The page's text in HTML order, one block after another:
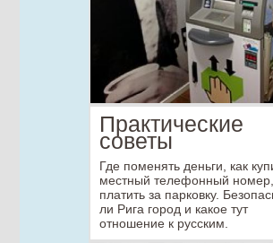
Практические
советы
Где поменять деньги, как
местный телефонный номер,
платить за парковку.
ли Рига город и какое тут
отношение к русским.